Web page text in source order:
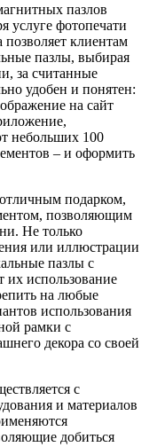
пазлов
услуге фотопечати
клиентам
пазлы, выбирая
за считанные
удобен и понятен:
на сайт
небольших 100
– и оформить
подарком,
позволяющим
Не только
или иллюстрации
пазлы с
их использование
на любые
использования
рамки с
декора со своей
с
и материалов
добиться